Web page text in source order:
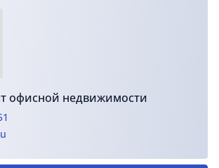
офисной недвижимости